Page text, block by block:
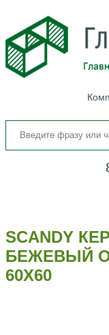
SCANDY
БЕЖЕВЫЙ
60Х60